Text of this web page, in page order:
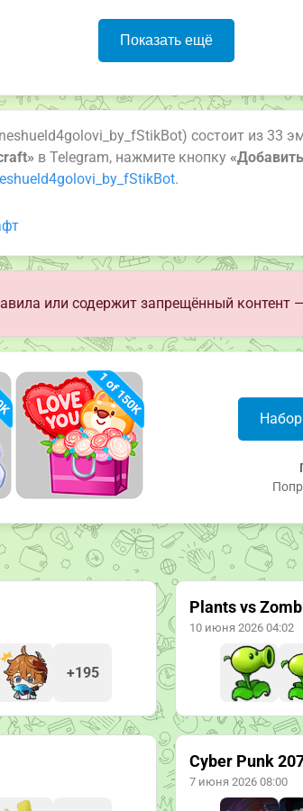
Показать ещё
состоит из 33
в Telegram, нажмите кнопку
.
или содержит запрещённый контент
+195
Plants vs
10 июня 2026 04:02
Cyber Punk
7 июня 2026 08:00